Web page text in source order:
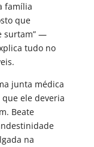
família
que
surtam” —
tudo no
junta médica
ele deveria
Beate
na